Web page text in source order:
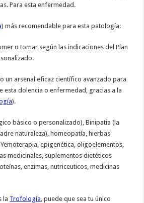
Para esta enfermedad.
) más recomendable para esta patología:
o tomar según las indicaciones del Plan
un arsenal eficaz científico avanzado para
esta dolencia o enfermedad, gracias a la
).
básico o personalizado), Binipatia (la
naturaleza), homeopatía, hierbas
epigenética, oligoelementos,
medicinales, suplementos dietéticos
enzimas, nutriceuticos, medicinas
la Trofología , puede que sea tu único